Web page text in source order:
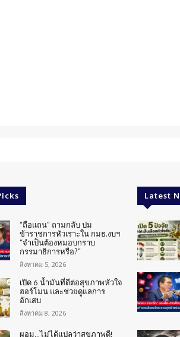
“ถือแถน” ถามกลับ ปม
ข้าราชการหัวเราะใน กมธ.งบฯ
“จำเป็นต้องหมอบกราบ
กรรมาธิการหรือ?”
สิงหาคม 5, 2026
เปิด 6 น้ำมันที่ดีต่อสุขภาพหัวใจ
ฮอร์โมน และช่วยดูแลการ
อักเสบ
สิงหาคม 8, 2026
ผอม…ไม่ได้แปลว่าสุขภาพดี!
Latest